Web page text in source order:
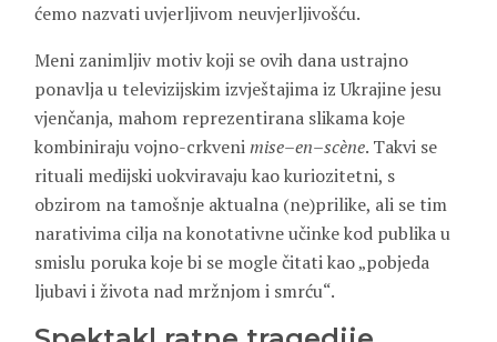
ćemo nazvati uvjerljivom neuvjerljivošću.
Meni zanimljiv motiv koji se ovih dana ustrajno
ponavlja u televizijskim izvještajima iz Ukrajine jesu
vjenčanja, mahom reprezentirana slikama koje
kombiniraju vojno-crkvenimise–en–scène. Takvi se
rituali medijski uokviravaju kao kuriozitetni, s
obzirom na tamošnje aktualna (ne)prilike, ali se tim
narativima cilja na konotativne učinke kod publika u
smislu poruka koje bi se mogle čitati kao „pobjeda
ljubavi i života nad mržnjom i smrću“.